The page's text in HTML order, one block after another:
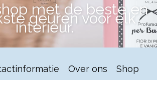
met de beste en
geuren voor elk
interieur.
Over ons Shop